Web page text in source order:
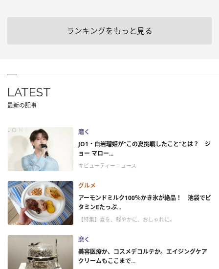
ランキングをもっと見る
LATEST
最新の記事
磨く
JO1・白岩瑠姫が“この夏挑戦したこと”とは？ ジ
ョー マロー...
＃ビューティーニュース
グルメ
アーモンドミルク100％かき氷が絶品！ 池袋でビ
タミンEたっぷ...
【特集】夏を、軽やかに、おしゃれに。
磨く
美容医療か、コスメデコルテか。エイジングケア
クリームもここまで...